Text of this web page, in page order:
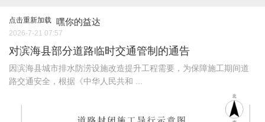
点击重新加载 嘿你的益达
2026-7-21 07:57
对滨海县部分道路临时交通管制的通告
因滨海县城市排水防涝设施改造提升工程需要，为保障施工期间道
路交通安全，根据《中华人民共和 ...